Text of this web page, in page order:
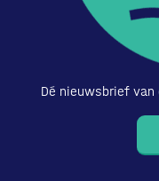
Dé nieuwsbrief